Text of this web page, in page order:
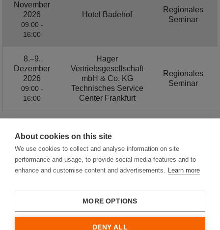
November
2026
09:00 -
16:00
Hotel Badehof
Regionales
Seminar
8.–9.
Dezember
2026
09:00 -
16:00
Hager
Vertriebsgesellschaft
mbH & Co. KG
Technisches Service
Center Frankfurt
Regionales
Seminar
1 / 2
Hager Vertriebsgesellschaft mbH & Co. KG
About cookies on this site
We use cookies to collect and analyse information on site
performance and usage, to provide social media features and to
enhance and customise content and advertisements. Learn more
MORE OPTIONS
DENY ALL